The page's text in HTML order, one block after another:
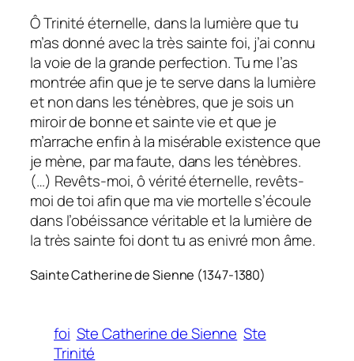
Ô Trinité éternelle, dans la lumière que tu
m’as donné avec la très sainte foi, j’ai connu
la voie de la grande perfection. Tu me l’as
montrée afin que je te serve dans la lumière
et non dans les ténèbres, que je sois un
miroir de bonne et sainte vie et que je
m’arrache enfin à la misérable existence que
je mène, par ma faute, dans les ténèbres.
(…) Revêts-moi, ô vérité éternelle, revêts-
moi de toi afin que ma vie mortelle s’écoule
dans l’obéissance véritable et la lumière de
la très sainte foi dont tu as enivré mon âme.
Sainte Catherine de Sienne (1347-1380)
foi Ste Catherine de Sienne Ste
Trinité